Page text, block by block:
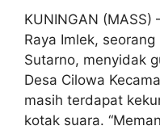
KUNINGAN
Raya Imlek,
Sutarno, menyidak
Desa Cilowa
masih terdapat
kotak suara.